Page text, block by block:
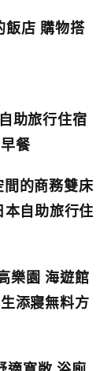
飯店 購物搭
助旅行住宿
餐
的商務雙床
自助旅行住
樂園 海遊館
添寢無料方